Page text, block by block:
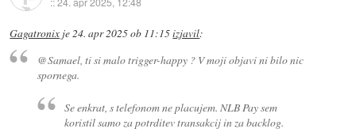
Gagatronix je24. apr 2025 ob 11:15izjavil:
@Samael, ti si malo trigger-happy ? V moji objavi ni bilo nic
spornega.
Se enkrat, s telefonom ne placujem. NLB Pay sem
koristil samo za potrditev transakcij in za backlog.